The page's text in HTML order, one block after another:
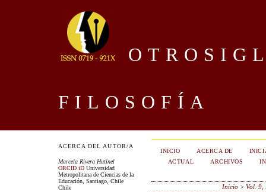
FILOSOFÍA
ACERCA DEL AUTOR/A
Marcela Rivera Hutinel
ORCID iD Universidad
Metropolitana de Ciencias de la
Educación, Santiago, Chile
Chile
INICIO ACERCA DE
ACTUAL
ARCHIVOS
Inicio >Vol. 9,